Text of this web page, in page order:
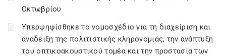
Οκτωβρίου
Υπερψηφίσθηκε το νομοσχέδιο για τη διαχείριση και
ανάδειξη της πολιτιστικής κληρονομιάς, την ανάπτυξη
του οπτικοακουστικού τομέα και την προστασία των